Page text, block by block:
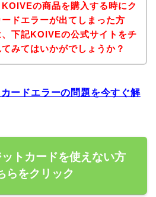
の商品を購入する時にク
ドエラーが出てしまった方
下記KOIVEの公式サイトをチ
みてはいかがでしょうか？
ードエラーの問題を今すぐ解
トカードを使えない方
らをクリック